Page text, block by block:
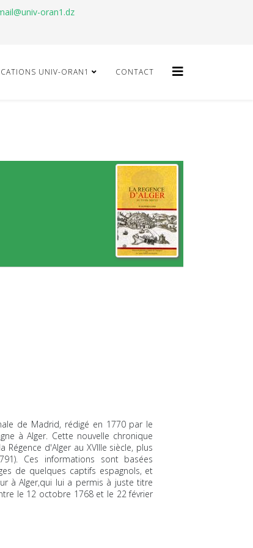
oran1.dz
UNIV-ORAN1 CONTACT
de Madrid, rédigé en 1770 par le
à Alger. Cette nouvelle chronique
d'Alger au XVIIIe siècle, plus
Ces informations sont basées
de quelques captifs espagnols, et
à Alger,qui lui a permis à juste titre
le 12 octobre 1768 et le 22 février